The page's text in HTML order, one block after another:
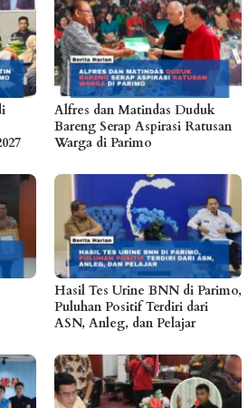
Alfres dan Matindas Duduk
Bareng Serap Aspirasi Ratusan
Warga di Parimo
Hasil Tes Urine BNN di Parimo,
Puluhan Positif Terdiri dari
ASN, Anleg, dan Pelajar